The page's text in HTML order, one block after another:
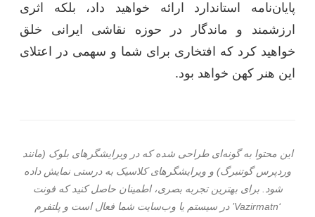
پایان‌نامه استاندارد ارائه خواهید داد، بلکه اثری
ارزشمند و ماندگار در حوزه نقاشی ایرانی خلق
خواهید کرد که افتخاری برای شما و سهمی در اعتلای
این هنر کهن خواهد بود.
این محتوا به گونه‌ای طراحی شده که در ویرایشگرهای بلوک (مانند
وردپرس گوتنبرگ) و ویرایشگرهای کلاسیک به درستی نمایش داده
شود. برای بهترین تجربه بصری، اطمینان حاصل کنید که فونت
‘Vazirmatn’ در سیستم یا وب‌سایت شما فعال است و پلتفرم